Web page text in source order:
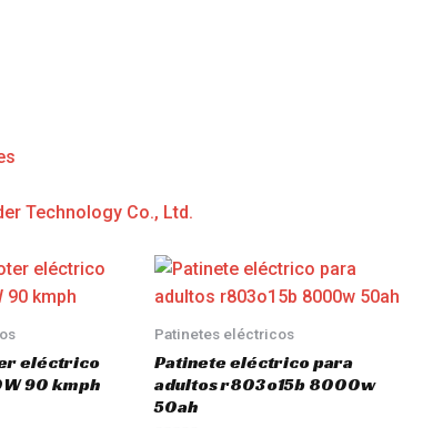
Technology Co., Ltd.
eléctrico
90 kmph
Patinetes eléctricos
Patinete eléctrico para
adultos r803o15b 8000w
50ah